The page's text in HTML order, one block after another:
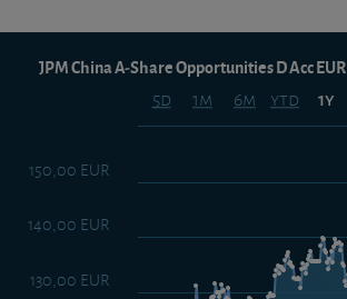
5d 1m 6m ytd 1y
JPM China A-Share Opportunities D Acc EUR
130,00 EUR
140,00 EUR
150,00 EUR